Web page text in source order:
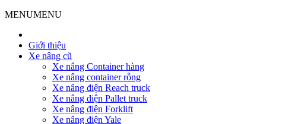
MENUMENU
Giới thiệu
Xe nâng cũ
Xe nâng Container hàng
Xe nâng container rỗng
Xe nâng điện Reach truck
Xe nâng điện Pallet truck
Xe nâng điện Forklift
Xe nâng điện Yale